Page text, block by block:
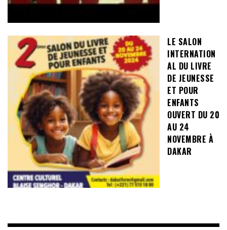
LE SALON
INTERNATION
AL DU LIVRE
DE JEUNESSE
ET POUR
ENFANTS
OUVERT DU 20
AU 24
NOVEMBRE À
DAKAR